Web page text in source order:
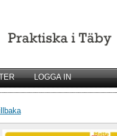
LOGGA IN